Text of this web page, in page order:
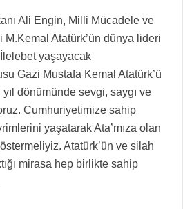
Ali Engin, Milli Mücadele ve
M.Kemal Atatürk’ün dünya lideri
yaşayacak
Gazi Mustafa Kemal Atatürk’ü
yıl dönümünde sevgi, saygı ve
Cumhuriyetimize sahip
yaşatarak Ata’mıza olan
Atatürk’ün ve silah
mirasa hep birlikte sahip